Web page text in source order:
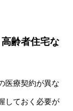
齢者住宅な
医療契約が異な
しておく必要が